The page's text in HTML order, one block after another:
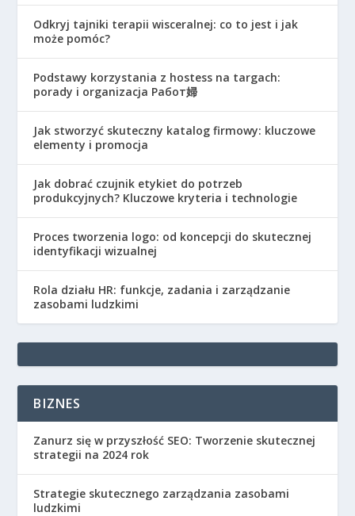
Odkryj tajniki terapii wisceralnej: co to jest i jak
może pomóc?
Podstawy korzystania z hostess na targach:
porady i organizacja Работ婦
Jak stworzyć skuteczny katalog firmowy: kluczowe
elementy i promocja
Jak dobrać czujnik etykiet do potrzeb
produkcyjnych? Kluczowe kryteria i technologie
Proces tworzenia logo: od koncepcji do skutecznej
identyfikacji wizualnej
Rola działu HR: funkcje, zadania i zarządzanie
zasobami ludzkimi
BIZNES
Zanurz się w przyszłość SEO: Tworzenie skutecznej
strategii na 2024 rok
Strategie skutecznego zarządzania zasobami
ludzkimi